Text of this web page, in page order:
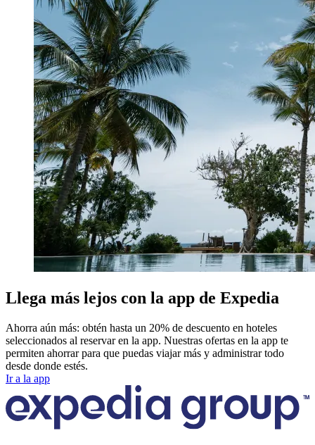
Llega más lejos con la app de Expedia
Ahorra aún más: obtén hasta un 20% de descuento en hoteles
seleccionados al reservar en la app. Nuestras ofertas en la app te
permiten ahorrar para que puedas viajar más y administrar todo
desde donde estés.
Ir a la app